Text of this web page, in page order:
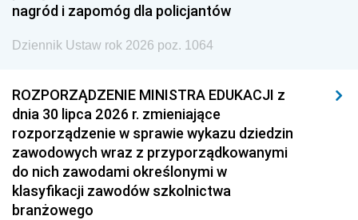
nagród i zapomóg dla policjantów
Dziennik Ustaw rok 2026 poz. 1064
ROZPORZĄDZENIE MINISTRA EDUKACJI z
dnia 30 lipca 2026 r. zmieniające
rozporządzenie w sprawie wykazu dziedzin
zawodowych wraz z przyporządkowanymi
do nich zawodami określonymi w
klasyfikacji zawodów szkolnictwa
branżowego